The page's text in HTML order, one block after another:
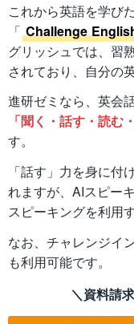
これから英語を学び
「 Challenge
グリッシュでは、習
されており、自分の
進研ゼミなら、英会
「聞く・話す・読む
す。
「話す」力を身に付
れますが、AIスピー
スピーキングを利用
なお、チャレンジイ
も利用可能です。
＼資料請